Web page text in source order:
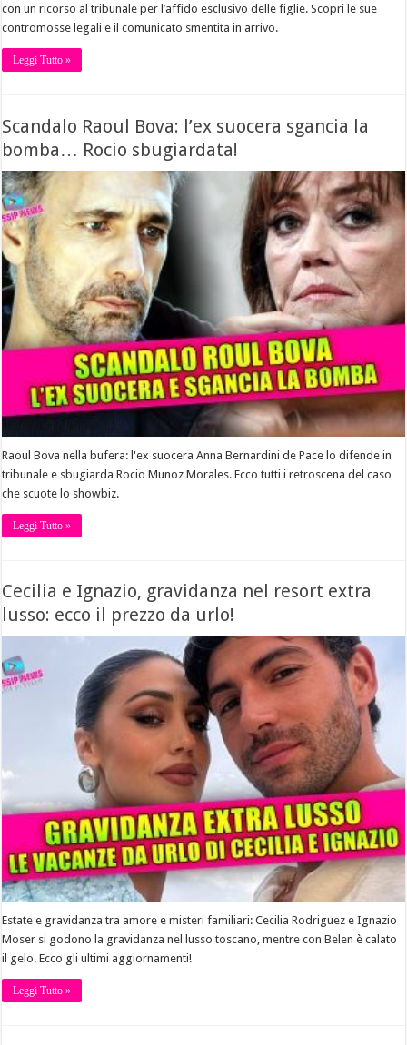
con un ricorso al tribunale per l’affido esclusivo delle figlie. Scopri le sue
contromosse legali e il comunicato smentita in arrivo.
Leggi Tutto »
Scandalo Raoul Bova: l’ex suocera sgancia la
bomba… Rocio sbugiardata!
Raoul Bova nella bufera: l'ex suocera Anna Bernardini de Pace lo difende in
tribunale e sbugiarda Rocio Munoz Morales. Ecco tutti i retroscena del caso
che scuote lo showbiz.
Leggi Tutto »
Cecilia e Ignazio, gravidanza nel resort extra
lusso: ecco il prezzo da urlo!
Estate e gravidanza tra amore e misteri familiari: Cecilia Rodriguez e Ignazio
Moser si godono la gravidanza nel lusso toscano, mentre con Belen è calato
il gelo. Ecco gli ultimi aggiornamenti!
Leggi Tutto »